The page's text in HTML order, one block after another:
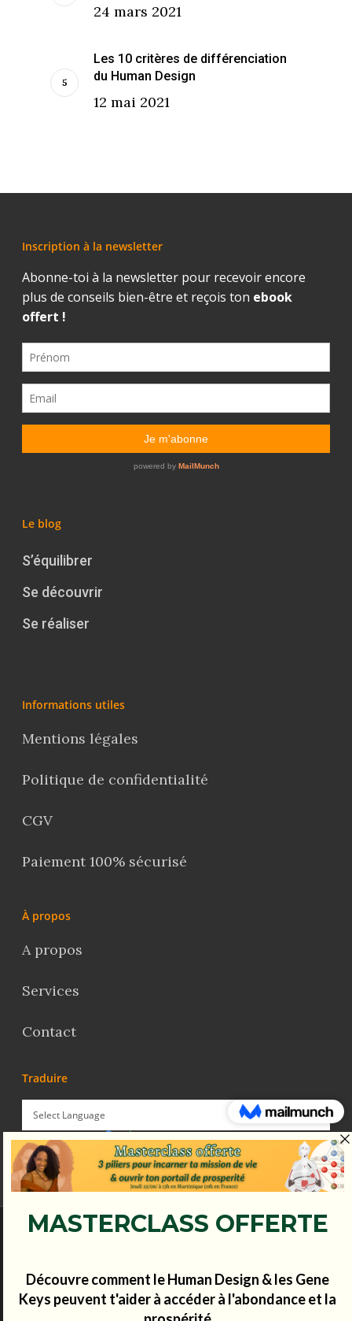
24 mars 2021
Les 10 critères de différenciation
du Human Design
12 mai 2021
Inscription à la newsletter
Le blog
S’équilibrer
Se découvrir
Se réaliser
Informations utiles
Mentions légales
Politique de confidentialité
CGV
Paiement 100% sécurisé
À propos
A propos
Services
Contact
Traduire
Powered by Translate